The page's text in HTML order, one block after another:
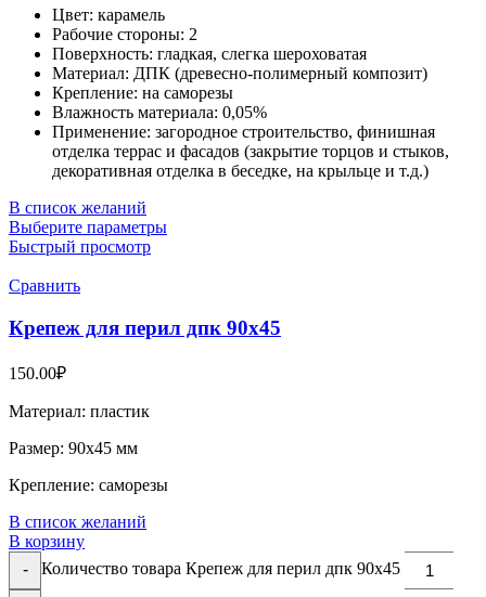
Цвет: карамель
Рабочие стороны: 2
Поверхность: гладкая, слегка шероховатая
Материал: ДПК (древесно-полимерный композит)
Крепление: на саморезы
Влажность материала: 0,05%
Применение: загородное строительство, финишная
отделка террас и фасадов (закрытие торцов и стыков,
декоративная отделка в беседке, на крыльце и т.д.)
В список желаний
Выберите параметры
Быстрый просмотр
Сравнить
Крепеж для перил дпк 90х45
150.00₽
Материал: пластик
Размер: 90х45 мм
Крепление: саморезы
В список желаний
В корзину
-
Количество товара Крепеж для перил дпк 90х45